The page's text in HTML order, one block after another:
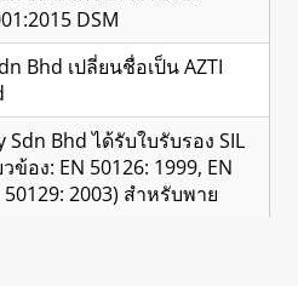
DSM
Bhd เปลี่ยนชื่อเป็น AZTI
Sdn Bhd ได้รับใบรับรอง SIL
ข้อง: EN 50126: 1999, EN
50129: 2003) สำหรับพาย